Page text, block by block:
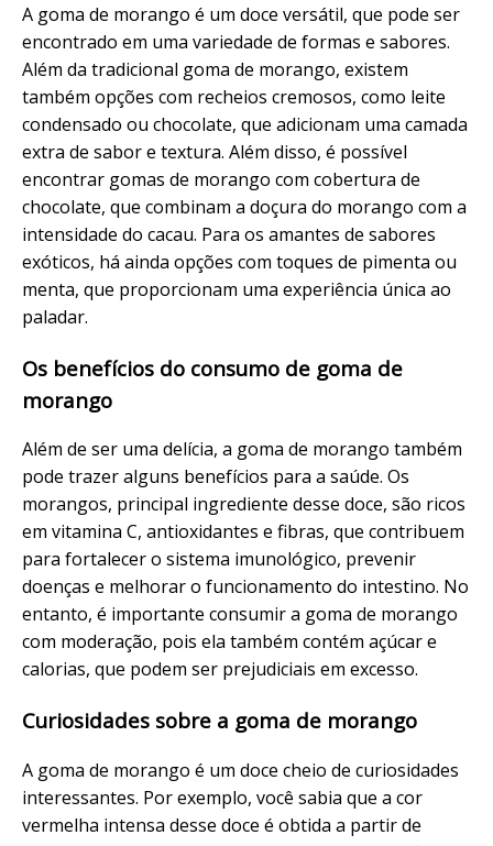
A goma de morango é um doce versátil, que pode ser
encontrado em uma variedade de formas e sabores.
Além da tradicional goma de morango, existem
também opções com recheios cremosos, como leite
condensado ou chocolate, que adicionam uma camada
extra de sabor e textura. Além disso, é possível
encontrar gomas de morango com cobertura de
chocolate, que combinam a doçura do morango com a
intensidade do cacau. Para os amantes de sabores
exóticos, há ainda opções com toques de pimenta ou
menta, que proporcionam uma experiência única ao
paladar.
Os benefícios do consumo de goma de
morango
Além de ser uma delícia, a goma de morango também
pode trazer alguns benefícios para a saúde. Os
morangos, principal ingrediente desse doce, são ricos
em vitamina C, antioxidantes e fibras, que contribuem
para fortalecer o sistema imunológico, prevenir
doenças e melhorar o funcionamento do intestino. No
entanto, é importante consumir a goma de morango
com moderação, pois ela também contém açúcar e
calorias, que podem ser prejudiciais em excesso.
Curiosidades sobre a goma de morango
A goma de morango é um doce cheio de curiosidades
interessantes. Por exemplo, você sabia que a cor
vermelha intensa desse doce é obtida a partir de